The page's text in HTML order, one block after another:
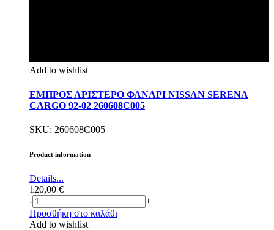
Add to wishlist
ΕΜΠΡΟΣ ΑΡΙΣΤΕΡΟ ΦΑΝΑΡΙ NISSAN SERENA
CARGO 92-02 260608C005
SKU: 260608C005
Product information
Details...
120,00 €
-
+
Προσθήκη στο καλάθι
Add to wishlist